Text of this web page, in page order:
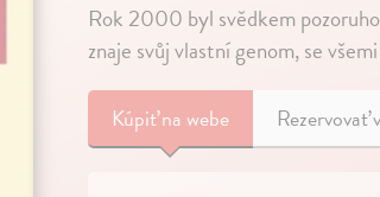
Rok 2000 byl svědkem
znaje svůj vlastní genom, se
Kúpiťna webe Rezervovať